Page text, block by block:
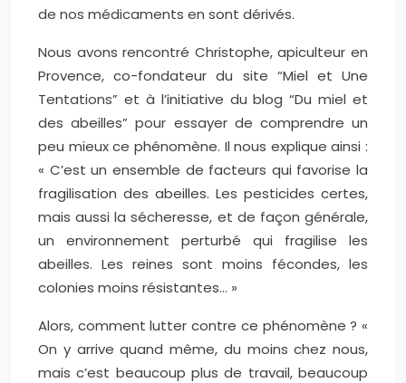
de nos médicaments en sont dérivés.
Nous avons rencontré Christophe, apiculteur en
Provence, co-fondateur du site “Miel et Une
Tentations” et à l’initiative du blog “Du miel et
des abeilles” pour essayer de comprendre un
peu mieux ce phénomène. Il nous explique ainsi :
« C’est un ensemble de facteurs qui favorise la
fragilisation des abeilles. Les pesticides certes,
mais aussi la sécheresse, et de façon générale,
un environnement perturbé qui fragilise les
abeilles. Les reines sont moins fécondes, les
colonies moins résistantes… »
Alors, comment lutter contre ce phénomène ? «
On y arrive quand même, du moins chez nous,
mais c’est beaucoup plus de travail, beaucoup